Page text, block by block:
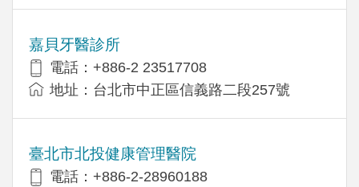
嘉貝牙醫診所
電話：+886-2 23517708
地址：台北市中正區信義路二段257號
臺北市北投健康管理醫院
電話：+886-2-28960188